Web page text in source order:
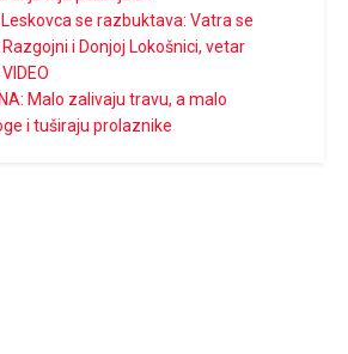
se razbuktava: Vatra se
i Donjoj Lokošnici, vetar
Malo zalivaju travu, a malo
i tuširaju prolaznike